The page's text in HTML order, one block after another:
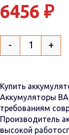
6456 ₽
Quantity
- +
Купить
Аккумуляторы
требованиям
Производитель
высокой